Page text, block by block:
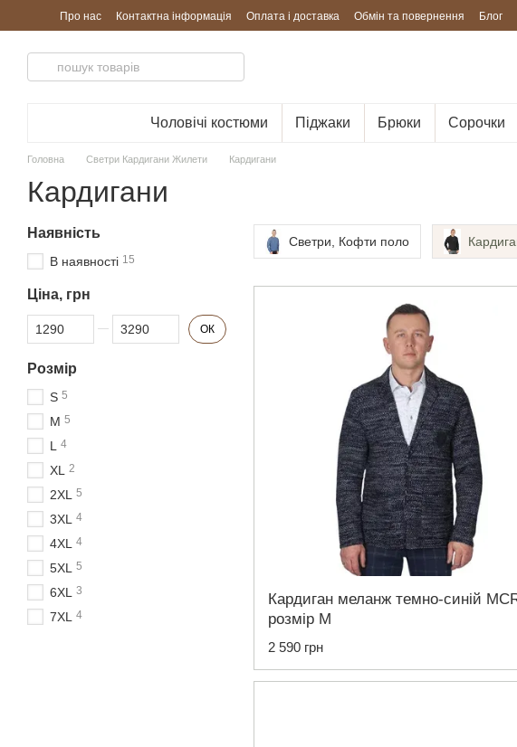
Перейти до основного контенту
Про нас Контактна інформація Оплата і доставка Обмін та повернення Блог
Чоловічі костюми Піджаки Брюки Сорочки
Головна Светри Кардигани Жилети Кардигани
Кардигани
Светри, Кофти поло
Кардиган меланж темно-синій
розмір M
2 590 грн
Наявність
В наявності 15
Ціна, грн
Від Ціна, грн
До Ціна, грн ОК
Розмір
S 5
M 5
L 4
XL 2
2XL 5
3XL 4
4XL 4
5XL 5
6XL 3
7XL 4